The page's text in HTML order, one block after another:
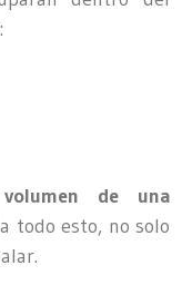
de una
todo esto, no solo